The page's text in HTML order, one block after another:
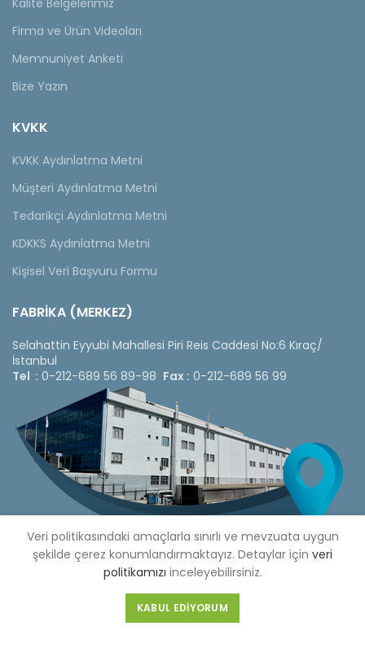
Kalite Belgelerimiz
Firma ve Ürün Videoları
Memnuniyet Anketi
Bize Yazın
KVKK
KVKK Aydınlatma Metni
Müşteri Aydınlatma Metni
Tedarikçi Aydınlatma Metni
KDKKS Aydınlatma Metni
Kişisel Veri Başvuru Formu
FABRİKA (MERKEZ)
Selahattin Eyyubi Mahallesi Piri Reis Caddesi No:6 Kıraç/
İstanbul
Tel : 0-212-689 56 89-98 Fax : 0-212-689 56 99
Copyright © 2020 Çetinkaya Pano |Çetinkaya Pano Fiyat
Veri politikasındaki amaçlarla sınırlı ve mevzuata uygun
şekilde çerez konumlandırmaktayız. Detaylar için veri
politikamızı inceleyebilirsiniz.
KABUL EDIYORUM